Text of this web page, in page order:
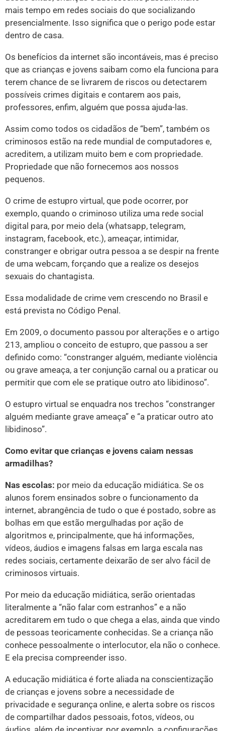
mais tempo em redes sociais do que socializando
presencialmente. Isso significa que o perigo pode estar
dentro de casa.
Os benefícios da internet são incontáveis, mas é preciso
que as crianças e jovens saibam como ela funciona para
terem chance de se livrarem de riscos ou detectarem
possíveis crimes digitais e contarem aos pais,
professores, enfim, alguém que possa ajuda-las.
Assim como todos os cidadãos de “bem”, também os
criminosos estão na rede mundial de computadores e,
acreditem, a utilizam muito bem e com propriedade.
Propriedade que não fornecemos aos nossos
pequenos.
O crime de estupro virtual, que pode ocorrer, por
exemplo, quando o criminoso utiliza uma rede social
digital para, por meio dela (whatsapp, telegram,
instagram, facebook, etc.), ameaçar, intimidar,
constranger e obrigar outra pessoa a se despir na frente
de uma webcam, forçando que a realize os desejos
sexuais do chantagista.
Essa modalidade de crime vem crescendo no Brasil e
está prevista no Código Penal.
Em 2009, o documento passou por alterações e o artigo
213, ampliou o conceito de estupro, que passou a ser
definido como: “constranger alguém, mediante violência
ou grave ameaça, a ter conjunção carnal ou a praticar ou
permitir que com ele se pratique outro ato libidinoso”.
O estupro virtual se enquadra nos trechos “constranger
alguém mediante grave ameaça” e “a praticar outro ato
libidinoso”.
Como evitar que crianças e jovens caiam nessas
armadilhas?
Nas escolas: por meio da educação midiática. Se os
alunos forem ensinados sobre o funcionamento da
internet, abrangência de tudo o que é postado, sobre as
bolhas em que estão mergulhadas por ação de
algoritmos e, principalmente, que há informações,
vídeos, áudios e imagens falsas em larga escala nas
redes sociais, certamente deixarão de ser alvo fácil de
criminosos virtuais.
Por meio da educação midiática, serão orientadas
literalmente a “não falar com estranhos” e a não
acreditarem em tudo o que chega a elas, ainda que vindo
de pessoas teoricamente conhecidas. Se a criança não
conhece pessoalmente o interlocutor, ela não o conhece.
E ela precisa compreender isso.
A educação midiática é forte aliada na conscientização
de crianças e jovens sobre a necessidade de
privacidade e segurança online, e alerta sobre os riscos
de compartilhar dados pessoais, fotos, vídeos, ou